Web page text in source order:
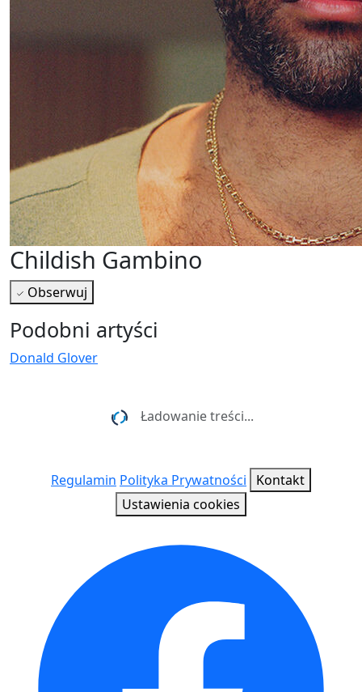
Childish Gambino
Obserwuj
Podobni artyści
Donald Glover
Ładowanie treści...
Regulamin Polityka Prywatności
Kontakt
Ustawienia cookies